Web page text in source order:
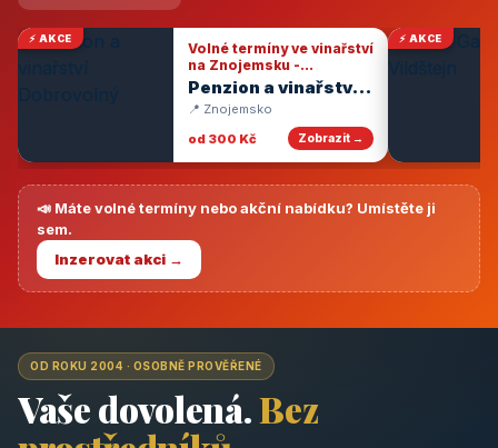
⚡ AKCE
Volné termíny ve vinařství
na Znojemsku -
degustace vín
Penzion a vinařství
Dobrovolný
📍 Znojemsko
od 300 Kč
Zobrazit →
⚡ AKCE
📣 Máte volné termíny nebo akční nabídku? Umístěte ji
sem.
Inzerovat akci →
OD ROKU 2004 · OSOBNĚ PROVĚŘENÉ
Vaše dovolená.Bez